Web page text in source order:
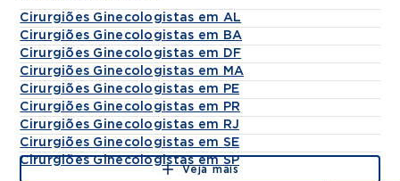
Cirurgiões Ginecologistas em AL
Cirurgiões Ginecologistas em BA
Cirurgiões Ginecologistas em DF
Cirurgiões Ginecologistas em MA
Cirurgiões Ginecologistas em PE
Cirurgiões Ginecologistas em PR
Cirurgiões Ginecologistas em RJ
Cirurgiões Ginecologistas em SE
Cirurgiões Ginecologistas em SP
Veja mais